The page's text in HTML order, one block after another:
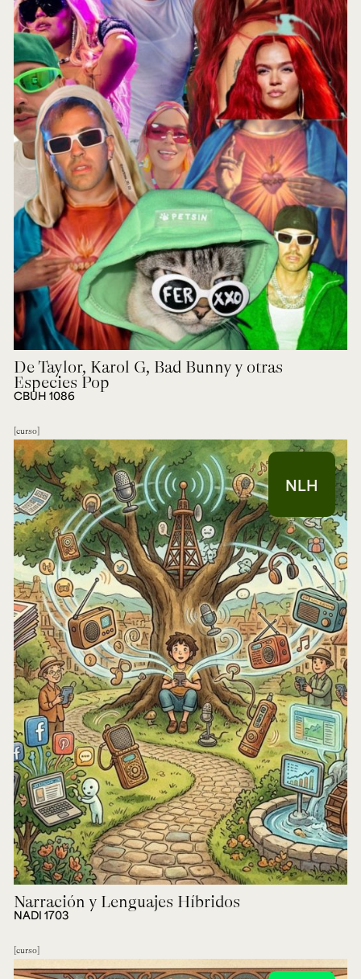
De Taylor, Karol G, Bad Bunny y otras
Especies Pop
CBUH 1086
curso
NLH
Narración y Lenguajes Híbridos
NADI 1703
curso